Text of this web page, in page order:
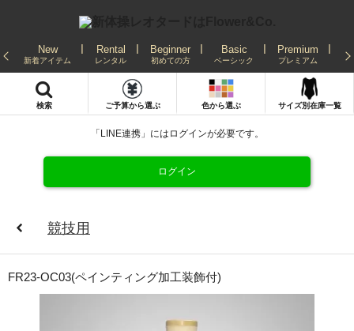
New
新着アイテム
Rental
レンタル
Beginner
初めての方
Basic
ベーシック
Premium
プレミアム
検索 ご予算から選ぶ 色から選ぶ サイズ別在庫一覧
「LINE連携」にはログインが必要です。
ログイン
競技用
FR23-OC03(ペインティング加工装飾付)